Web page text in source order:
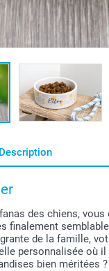
Description
des chiens,
finalement
de la famille,
personnalisée où
bien méritées ?